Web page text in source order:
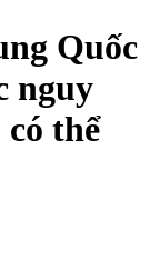
Quốc
nguy
thể